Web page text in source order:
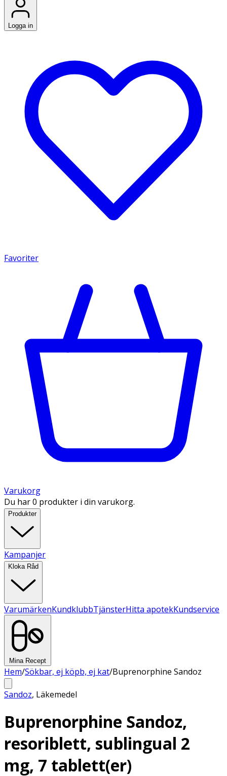
Logga in
Favoriter
Varukorg
Du har 0 produkter i din varukorg.
Produkter
Kampanjer
Kloka Råd
VarumärkenKundklubbTjänsterHitta apotekKundservice
Mina Recept
Hem/Sökbar, ej köpb, ej kat/Buprenorphine Sandoz
Sandoz, Läkemedel
Buprenorphine Sandoz,
resoriblett, sublingual 2
mg, 7 tablett(er)